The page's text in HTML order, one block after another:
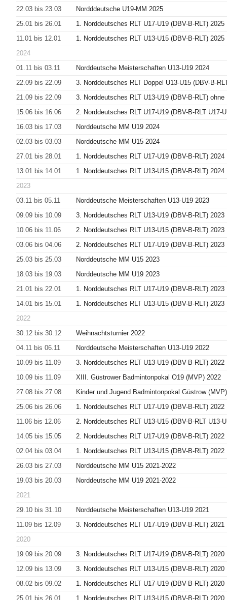
22.03 bis 23.03
Nordddeutsche U19-MM 2025
25.01 bis 26.01
1. Norddeutsches RLT U17-U19 (DBV-B-RLT) 2025
11.01 bis 12.01
1. Norddeutsches RLT U13-U15 (DBV-B-RLT) 2025
2024
01.11 bis 03.11
Norddeutsche Meisterschaften U13-U19 2024
22.09 bis 22.09
3. Norddeutsches RLT Doppel U13-U15 (DBV-B-
21.09 bis 22.09
3. Norddeutsches RLT U13-U19 (DBV-B-RLT)
15.06 bis 16.06
2. Norddeutsches RLT U17-U19 (DBV-B-RLT U17-
16.03 bis 17.03
Norddeutsche MM U19 2024
02.03 bis 03.03
Norddeutsche MM U15 2024
27.01 bis 28.01
1. Norddeutsches RLT U17-U19 (DBV-B-RLT) 2024
13.01 bis 14.01
1. Norddeutsches RLT U13-U15 (DBV-B-RLT) 2024
2023
03.11 bis 05.11
Norddeutsche Meisterschaften U13-U19 2023
09.09 bis 10.09
3. Norddeutsches RLT U13-U19 (DBV-B-RLT) 2023
10.06 bis 11.06
2. Norddeutsches RLT U13-U15 (DBV-B-RLT) 2023
03.06 bis 04.06
2. Norddeutsches RLT U17-U19 (DBV-B-RLT) 2023
25.03 bis 25.03
Norddeutsche MM U15 2023
18.03 bis 19.03
Norddeutsche MM U19 2023
21.01 bis 22.01
1. Norddeutsches RLT U17-U19 (DBV-B-RLT) 2023
14.01 bis 15.01
1. Norddeutsches RLT U13-U15 (DBV-B-RLT) 2023
2022
30.12 bis 30.12
Weihnachtsturnier 2022
04.11 bis 06.11
Norddeutsche Meisterschaften U13-U19 2022
10.09 bis 11.09
3. Norddeutsches RLT U13-U19 (DBV-B-RLT) 2022
10.09 bis 11.09
XIII. Güstrower Badmintonpokal O19 (MVP) 2022
27.08 bis 27.08
Kinder und Jugend Badmintonpokal Güstrow
25.06 bis 26.06
1. Norddeutsches RLT U17-U19 (DBV-B-RLT) 2022
11.06 bis 12.06
2. Norddeutsches RLT U13-U15 (DBV-B-RLT U13-
14.05 bis 15.05
2. Norddeutsches RLT U17-U19 (DBV-B-RLT) 2022
02.04 bis 03.04
1. Norddeutsches RLT U13-U15 (DBV-B-RLT) 2022
26.03 bis 27.03
Norddeutsche MM U15 2021-2022
19.03 bis 20.03
Norddeutsche MM U19 2021-2022
2021
29.10 bis 31.10
Norddeutsche Meisterschaften U13-U19 2021
11.09 bis 12.09
3. Norddeutsches RLT U17-U19 (DBV-B-RLT) 2021
2020
19.09 bis 20.09
3. Norddeutsches RLT U17-U19 (DBV-B-RLT) 2020
12.09 bis 13.09
3. Norddeutsches RLT U13-U15 (DBV-B-RLT) 2020
08.02 bis 09.02
1. Norddeutsches RLT U17-U19 (DBV-B-RLT) 2020
25.01 bis 26.01
1. Norddeutsches RLT U13-U15 (DBV-B-RLT) 2020